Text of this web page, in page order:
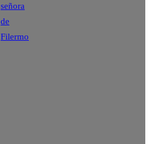
señora
de
Filermo